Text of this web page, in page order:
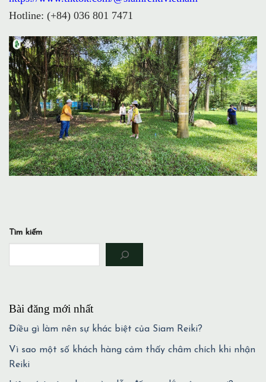
Hotline: (+84) 036 801 7471
Tìm kiếm
Bài đăng mới nhất
Điều gì làm nên sự khác biệt của Siam Reiki?
Vì sao một số khách hàng cảm thấy châm chích khi nhận
Reiki